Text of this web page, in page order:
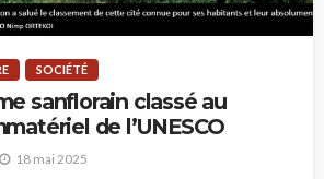
SOCIÉTÉ
sanflorain classé au
de l’UNESCO
18 mai 2025